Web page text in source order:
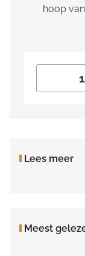
hoop
Lees meer
Meest